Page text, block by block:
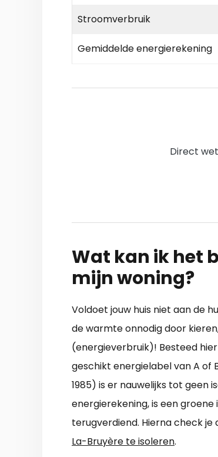
Stroomverbruik
Gemiddelde energierekening
Direct
Wat kan ik het
mijn woning?
Voldoet jouw huis niet aan de
de warmte onnodig door
(energieverbruik)! Besteed
geschikt energielabel van A of
1985) is er nauwelijks tot geen
energierekening, is een
terugverdiend. Hierna check
La-Bruyère te isoleren.